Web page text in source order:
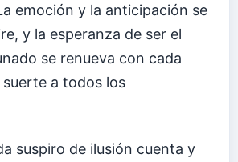
emoción y la anticipación se
y la esperanza de ser el
se renueva con cada
suerte a todos los
suspiro de ilusión cuenta y